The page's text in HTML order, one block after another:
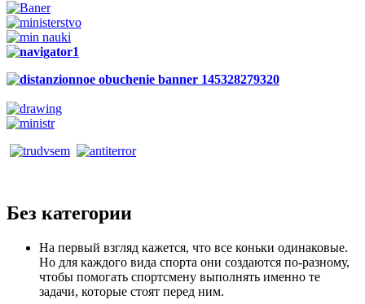
Без категории
На первый взгляд кажется, что все коньки одинаковые.
Но для каждого вида спорта они создаются по-разному,
чтобы помогать спортсмену выполнять именно те
задачи, которые стоят перед ним.